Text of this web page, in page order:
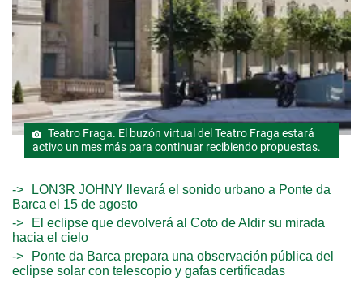
Teatro Fraga. El buzón virtual del Teatro Fraga estará
activo un mes más para continuar recibiendo propuestas.
LON3R JOHNY llevará el sonido urbano a Ponte da
Barca el 15 de agosto
El eclipse que devolverá al Coto de Aldir su mirada
hacia el cielo
Ponte da Barca prepara una observación pública del
eclipse solar con telescopio y gafas certificadas